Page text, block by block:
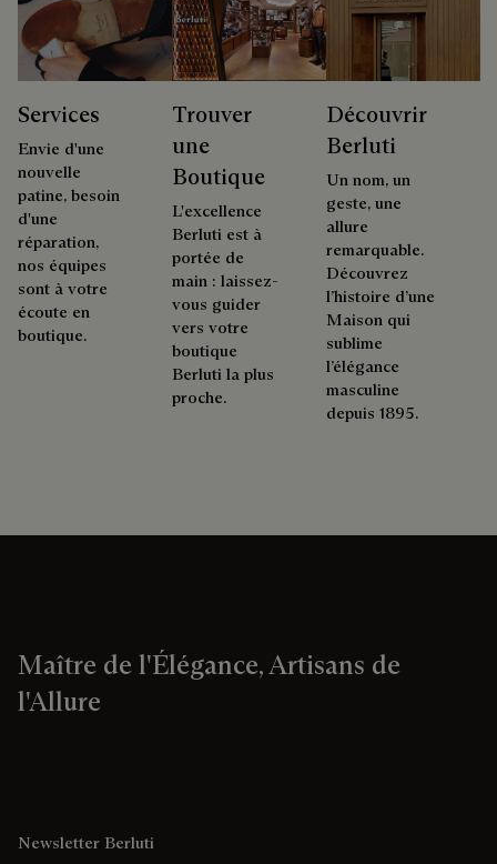
Services
Envie d'une
nouvelle
patine, besoin
d'une
réparation,
nos équipes
sont à votre
écoute en
boutique.
Trouver
une
Boutique
L'excellence
Berluti est à
portée de
main : laissez-
vous guider
vers votre
boutique
Berluti la plus
proche.
Découvrir
Berluti
Un nom, un
geste, une
allure
remarquable.
Découvrez
l’histoire d’une
Maison qui
sublime
l’élégance
masculine
depuis 1895.
Maître de l'Élégance, Artisans de
l'Allure
Newsletter Berluti